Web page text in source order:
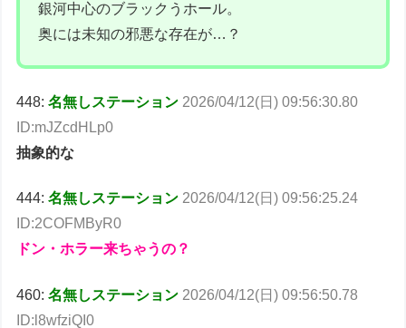
銀河中心のブラックうホール。
奥には未知の邪悪な存在が…？
448:名無しステーション 2026/04/12(日) 09:56:30.80
ID:mJZcdHLp0
抽象的な
444:名無しステーション 2026/04/12(日) 09:56:25.24
ID:2COFMByR0
ドン・ホラー来ちゃうの？
460:名無しステーション 2026/04/12(日) 09:56:50.78
ID:l8wfziQI0